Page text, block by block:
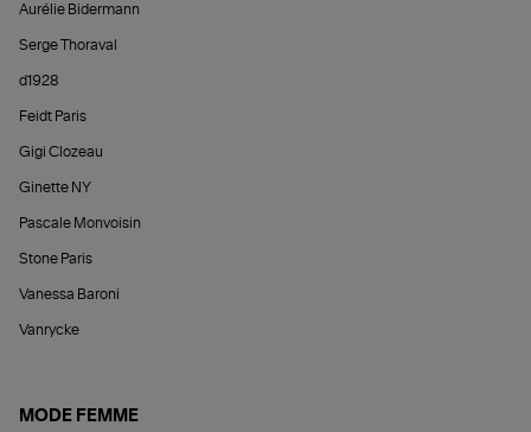
Aurélie Bidermann
Serge Thoraval
d1928
Feidt Paris
Gigi Clozeau
Ginette NY
Pascale Monvoisin
Stone Paris
Vanessa Baroni
Vanrycke
MODE FEMME